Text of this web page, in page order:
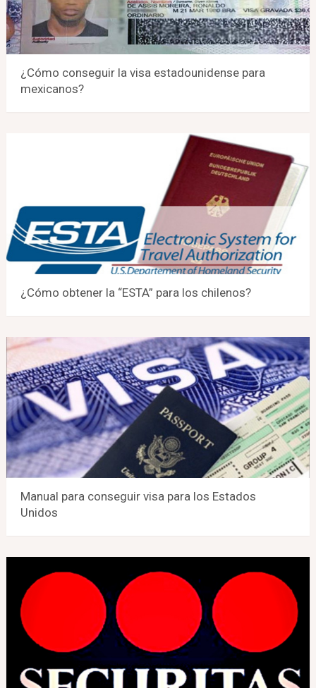
¿Cómo conseguir la visa estadounidense para
mexicanos?
¿Cómo obtener la “ESTA” para los chilenos?
Manual para conseguir visa para los Estados
Unidos